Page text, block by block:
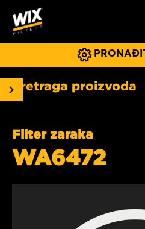
Pretraga proizvoda
Filter zaraka
WA6472